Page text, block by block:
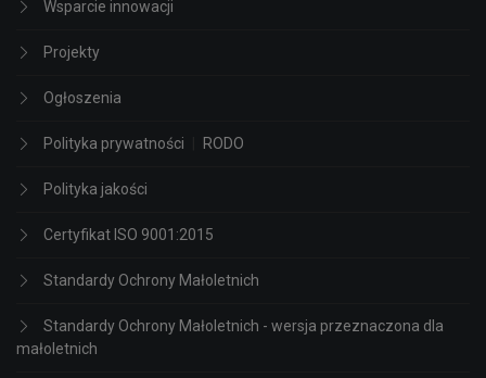
Wsparcie innowacji
Projekty
Ogłoszenia
Polityka prywatności RODO
Polityka jakości
Certyfikat ISO 9001:2015
Standardy Ochrony Małoletnich
Standardy Ochrony Małoletnich - wersja przeznaczona dla
małoletnich